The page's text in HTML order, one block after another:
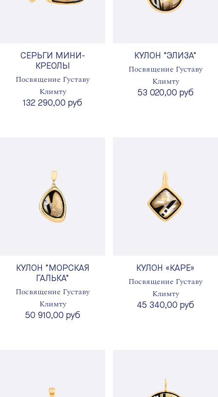
СЕРЬГИ МИНИ-
КРЕОЛЫ
Посвящение Густаву
Климту
132 290,00 руб
КУЛОН "ЭЛИЗА"
Посвящение Густаву
Климту
53 020,00 руб
КУЛОН "МОРСКАЯ
ГАЛЬКА"
Посвящение Густаву
Климту
50 910,00 руб
КУЛОН «КАРЕ»
Посвящение Густаву
Климту
45 340,00 руб